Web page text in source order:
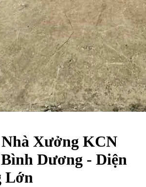
Xưởng KCN
Dương - Diện
Lớn